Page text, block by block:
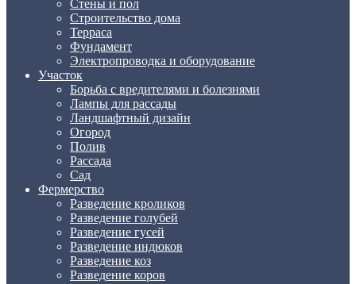
Стены и пол
Строительство дома
Терраса
Фундамент
Электропроводка и оборудование
Участок
Борьба с вредителями и болезнями
Лампы для рассады
Ландшафтный дизайн
Огород
Полив
Рассада
Сад
Фермерство
Разведение кроликов
Разведение голубей
Разведение гусей
Разведение индюков
Разведение коз
Разведение коров